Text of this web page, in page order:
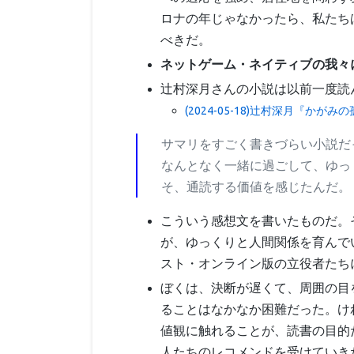
ロナの年じゃなかったら、私た
べきだ。
ネットゲーム・ネイティブの我
辻村深月さんの小説は以前一度
(2024-05-18)辻村深月『かがみの
サマリをすごく書きづらい小説
なんとなく一緒に過ごして、ゆ
そ、通読する価値を感じたんだ。
こういう感想文を書いたものだ
が、ゆっくりと人間関係を育ん
スト・オンライン版の立役者た
ぼくは、決断が遅くて、周囲の
ることはなかなか困難だった。
値観に触れることが、読書の目